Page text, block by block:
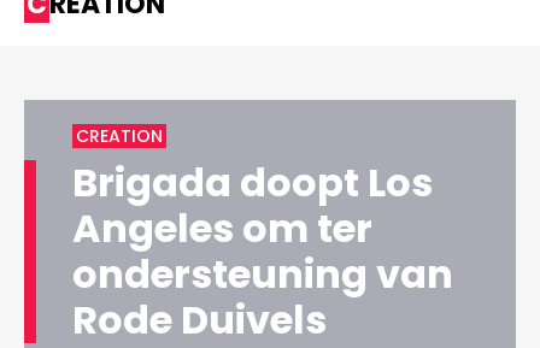
CREATION
Brigada doopt Los
Angeles om ter
ondersteuning van
Rode Duivels